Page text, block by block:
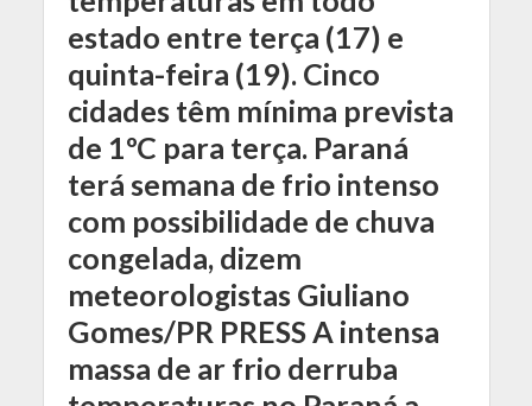
estado entre terça (17) e
quinta-feira (19). Cinco
cidades têm mínima prevista
de 1ºC para terça. Paraná
terá semana de frio intenso
com possibilidade de chuva
congelada, dizem
meteorologistas Giuliano
Gomes/PR PRESS A intensa
massa de ar frio derruba